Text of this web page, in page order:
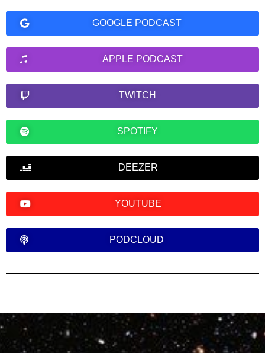
GOOGLE PODCAST
APPLE PODCAST
TWITCH
SPOTIFY
DEEZER
YOUTUBE
PODCLOUD